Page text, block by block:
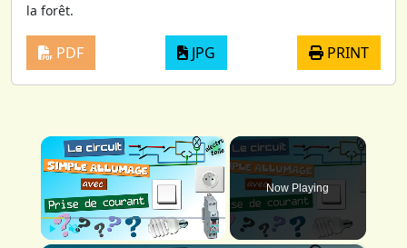
la forêt.
PDF JPG PRINT
×
Now Playing